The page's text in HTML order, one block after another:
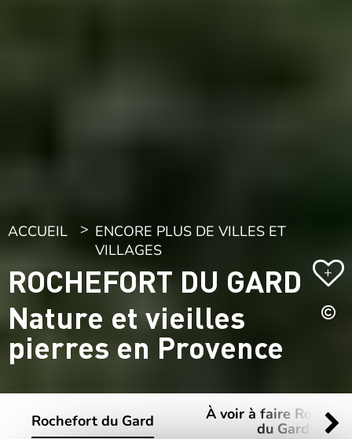
ACCUEIL
ENCORE PLUS DE VILLES ET
VILLAGES
ROCHEFORT DU GARD
Nature et vieilles
pierres en Provence
+
Rochefort du Gard À voir à faire
du Gard